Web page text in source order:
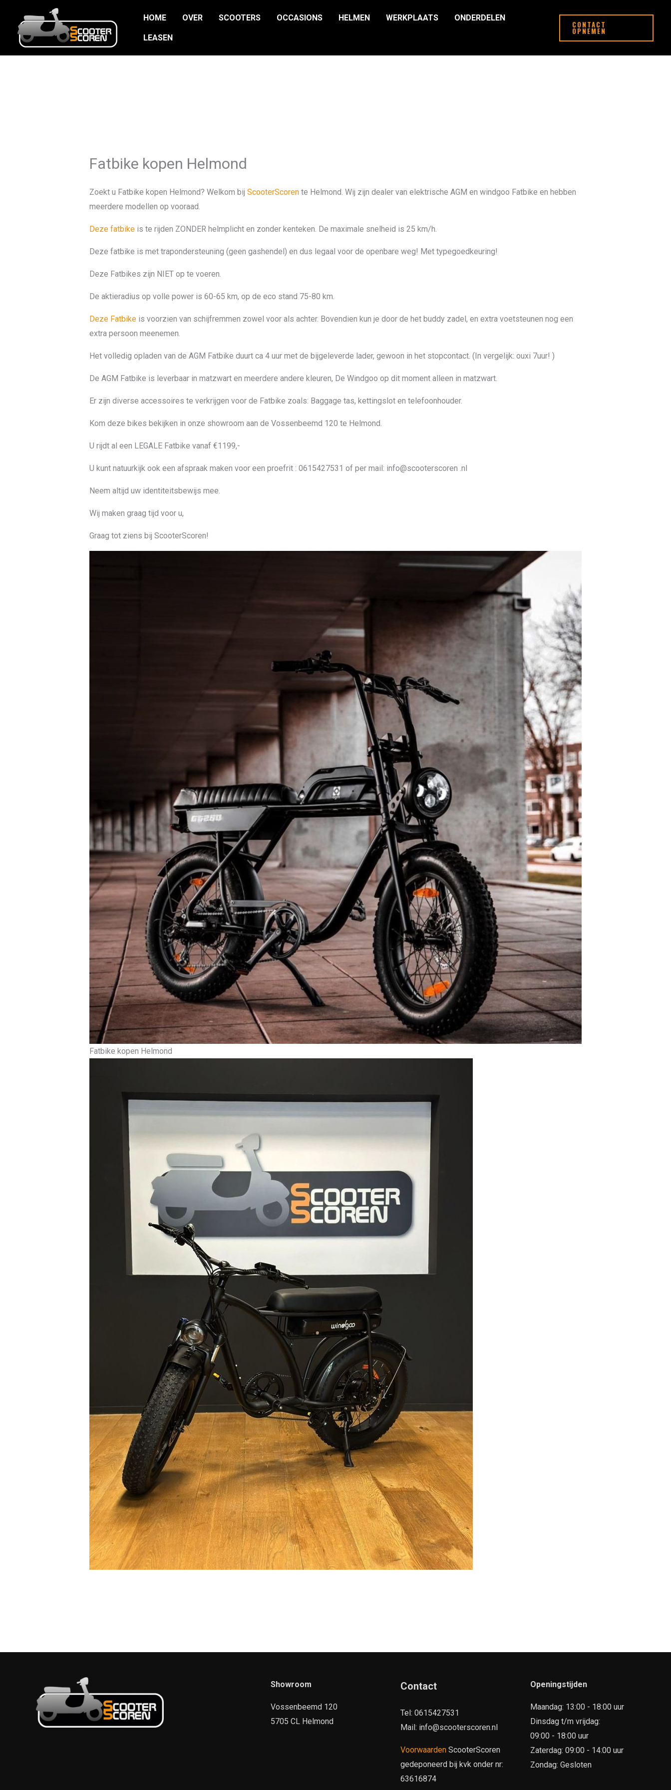
HOME OVER SCOOTERS OCCASIONS HELMEN WERKPLAATS ONDERDELEN
LEASEN
CONTACT
OPNEMEN
Fatbike kopen Helmond
Zoekt u Fatbike kopen Helmond? Welkom bij ScooterScorente Helmond. Wij zijn dealer van elektrische AGM en windgoo Fatbike en hebben
meerdere modellen op vooraad.
Deze fatbikeis te rijden ZONDER helmplicht en zonder kenteken. De maximale snelheid is 25 km/h.
Deze fatbike is met trapondersteuning (geen gashendel) en dus legaal voor de openbare weg! Met typegoedkeuring!
Deze Fatbikes zijn NIET op te voeren.
De aktieradius op volle power is 60-65 km, op de eco stand 75-80 km.
Deze Fatbike is voorzien van schijfremmen zowel voor als achter. Bovendien kun je door de het buddy zadel, en extra voetsteunen nog een
extra persoon meenemen.
Het volledig opladen van de AGM Fatbike duurt ca 4 uur met de bijgeleverde lader, gewoon in het stopcontact. (In vergelijk: ouxi 7uur! )
De AGM Fatbike is leverbaar in matzwart en meerdere andere kleuren, De Windgoo op dit moment alleen in matzwart.
Er zijn diverse accessoires te verkrijgen voor de Fatbike zoals: Baggage tas, kettingslot en telefoonhouder.
Kom deze bikes bekijken in onze showroom aan de Vossenbeemd 120 te Helmond.
U rijdt al een LEGALE Fatbike vanaf €1199,-
U kunt natuurkijk ook een afspraak maken voor een proefrit : 0615427531 of per mail: info@scooterscoren .nl
Neem altijd uw identiteitsbewijs mee.
Wij maken graag tijd voor u,
Graag tot ziens bij ScooterScoren!
Fatbike kopen Helmond
Showroom
Vossenbeemd 120
5705 CL Helmond
Contact
Tel: 0615427531
Mail: info@scooterscoren.nl
Voorwaarden ScooterScoren
gedeponeerd bij kvk onder nr:
63616874
Openingstijden
Maandag: 13:00 - 18:00 uur
Dinsdag t/m vrijdag:
09:00 - 18:00 uur
Zaterdag: 09:00 - 14:00 uur
Zondag: Gesloten